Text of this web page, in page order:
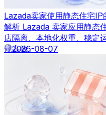
Lazada卖家使用静态住宅IP
解析 Lazada 卖家应用静态
店隔离、本地化权重、稳定
规高效。
2026-08-07